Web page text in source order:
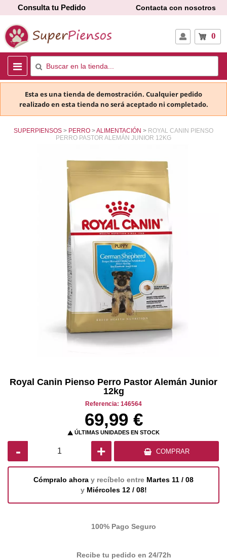
Consulta tu Pedido Contacta con nosotros
0
Esta es una tienda de demostración. Cualquier pedido
realizado en esta tienda no será aceptado ni completado.
SUPERPIENSOS PERRO ALIMENTACIÓN
ROYAL CANIN PIENSO
PERRO PASTOR ALEMÁN JUNIOR 12KG
Royal Canin Pienso Perro Pastor Alemán Junior
12kg
Referencia: 146564
69,99 €
 ÚLTIMAS UNIDADES EN STOCK
- + COMPRAR
Cómpralo ahora y recíbelo entre Martes 11 / 08
y Miércoles 12 / 08!
100% Pago Seguro
Recibe tu pedido en 24/72h